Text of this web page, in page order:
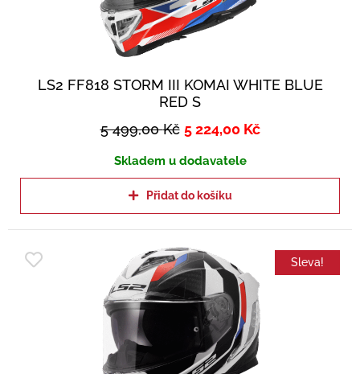
LS2 FF818 STORM III KOMAI WHITE BLUE
RED S
5 499,00Kč 5 224,00 Kč
Skladem u dodavatele
Přidat do košíku
Sleva!